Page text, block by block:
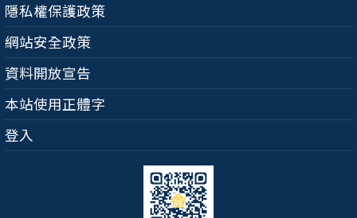
隱私權保護政策
網站安全政策
資料開放宣告
本站使用正體字
登入